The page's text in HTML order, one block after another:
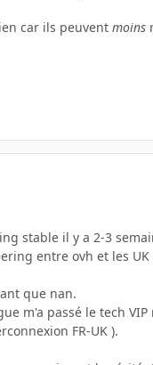
car ils peuvent moins
stable il y a 2-3
entre ovh et les
que nan.
m'a passé le tech
FR-UK ).